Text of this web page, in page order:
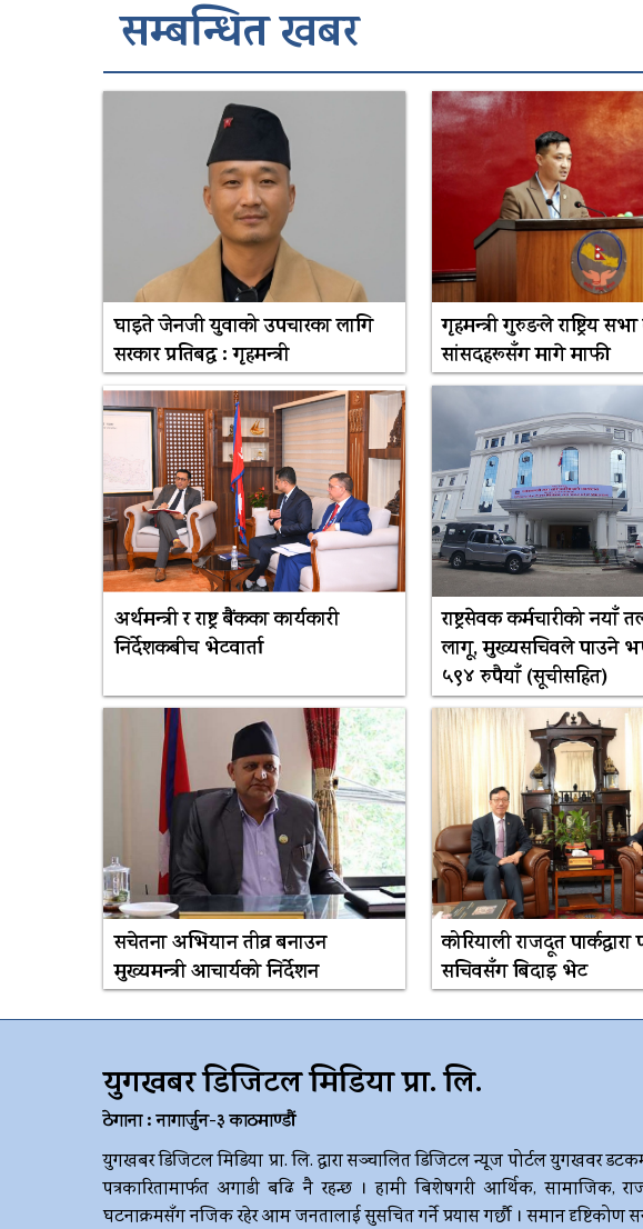
सम्बन्धित खबर
घाइते जेनजी युवाको उपचारका लागि
सरकार प्रतिबद्ध : गृहमन्त्री
गृहमन्त्री गुरुङले राष्ट्रिय
सांसदहरूसँग मागे माफी
अर्थमन्त्री र राष्ट्र बैंकका कार्यकारी
निर्देशकबीच भेटवार्ता
राष्ट्रसेवक कर्मचारीको नयाँ
लागू, मुख्यसचिवले पाउने
५९४ रुपैयाँ (सूचीसहित)
सचेतना अभियान तीव्र बनाउन
मुख्यमन्त्री आचार्यको निर्देशन
कोरियाली राजदूत पार्कद्वारा
सचिवसँग बिदाइ भेट
युगखबर डिजिटल मिडिया प्रा. लि.
ठेगाना : नागार्जुन-३ काठमाण्डौं
युगखबर डिजिटल मिडिया प्रा. लि. द्धारा सञ्चालित डिजिटल न्यूज पोर्टल युगखवर
पत्रकारितामार्फत अगाडी बढि नै रहन्छ । हामी बिशेषगरी आर्थिक, सामाजिक,
घटनाक्रमसँग नजिक रहेर आम जनतालाई सुसचित गर्ने प्रयास गर्छौ । समान दृष्टिकोण